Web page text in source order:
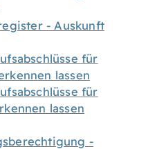
- Auskunft
für
lassen
für
lassen
-